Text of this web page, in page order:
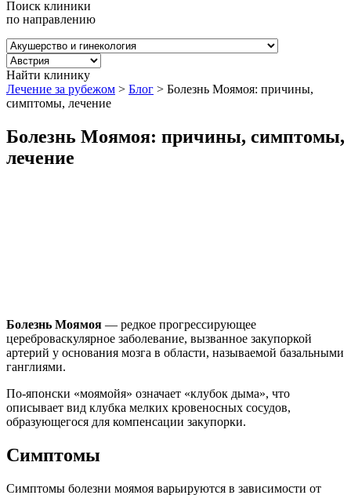
Поиск клиники
по направлению
Найти клинику
Лечение за рубежом > Блог > Болезнь Моямоя: причины,
симптомы, лечение
Болезнь Моямоя: причины, симптомы,
лечение
Болезнь Моямоя — редкое прогрессирующее
цереброваскулярное заболевание, вызванное закупоркой
артерий у основания мозга в области, называемой базальными
ганглиями.
По-японски «моямойя» означает «клубок дыма», что
описывает вид клубка мелких кровеносных сосудов,
образующегося для компенсации закупорки.
Симптомы
Симптомы болезни моямоя варьируются в зависимости от